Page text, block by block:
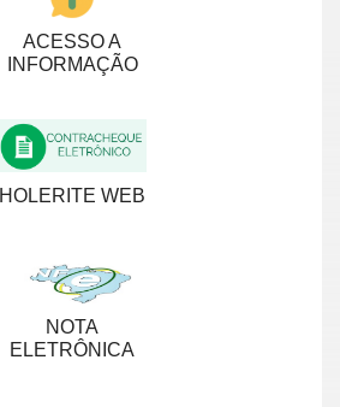
ACESSO A
INFORMAÇÃO
HOLERITE WEB
NOTA
ELETRÔNICA